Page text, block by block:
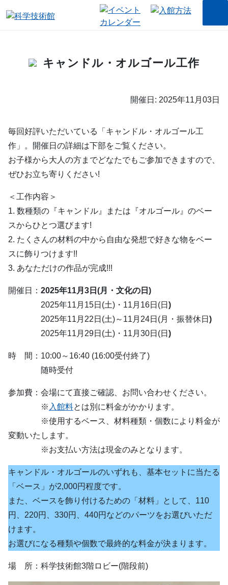
キャンドル・オルゴール工作
開催日: 2025年11月03日
毎回好評いただいている「キャンドル・オルゴール工
作」。開催日の詳細は下部をご覧ください。
お子様から大人の方までどなたでもご参加できますので、
ぜひお立ち寄りください!
＜工作内容＞
1. 数種類の『キャンドル』または『オルゴール』のベー
スからひとつ選びます!
2. たくさんの材料の中から自由な発想で好きな物をベー
スに飾りつけます!!
3. あなただけの作品が完成!!!
開催日： 2025年11月3日(月・文化の日)
2025年11月15日(土)・11月16日(日 )
2025年11月22日(土)～11月24日(月・振替休日 )
2025年11月29日(土)・11月30日(日 )
時 間：10:00～16:40 (16:00受付終了)
随時受付
参加費：会場にて直接ご確認、お問い合わせください。
※ 入館料とは別に料金がかかります。
※使用するベース、材料種類・個数により料金が
変動いたします。
※お支払い方法は現金のみとなります。
キャンドル・オルゴールのいずれも、基本セットに当たる
「ベース」が2,000円程度です。
また、ベースを飾り付けるための「材料」として、110
円、220円、330円、440円などのパーツをお選びいただ
けます。
お選びになる種類や個数で最終的な料金が決まります。
場 所：科学技術館3階ロビー(階段前)